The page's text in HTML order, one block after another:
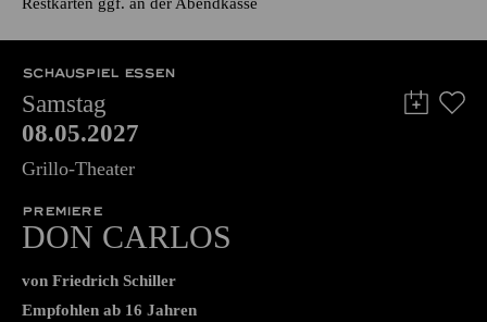
Restkarten ggf. an der Abendkasse
SCHAUSPIEL ESSEN
Samstag
08.05.2027
Grillo-Theater
PREMIERE
DON CARLOS